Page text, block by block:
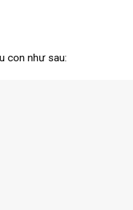
con như sau: